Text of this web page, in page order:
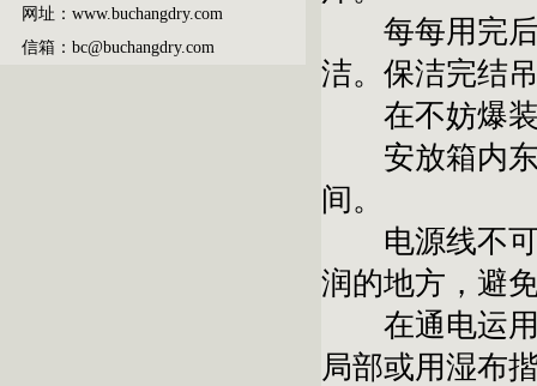
网址：www.buchangdry.com
信箱：bc@buchangdry.com
每每用完后
洁。保洁完结
在不妨爆装
安放箱内东
间。
电源线不可
润的地方，避
在通电运用
局部或用湿布